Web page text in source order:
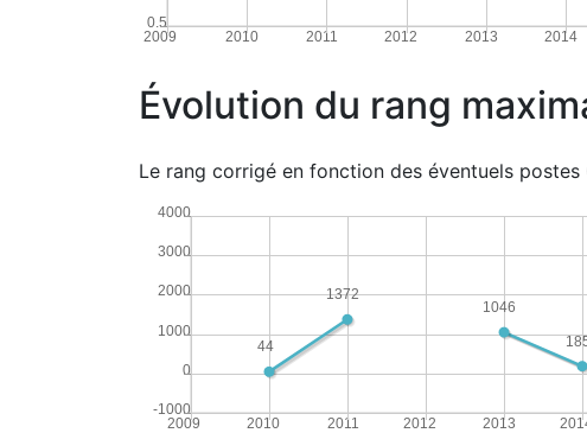
2009 2010 2011 2012 2013 2014
0.5
Évolution du rang
Le rang corrigé en fonction des éventuels
2009 2010 2011 2012 2013
-1000
0
1000
2000
3000
4000
1046
1372
44